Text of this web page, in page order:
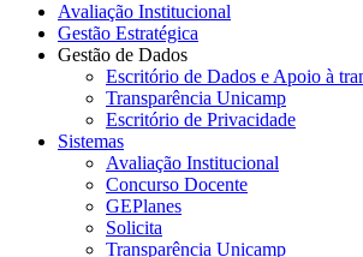
Avaliação Institucional
Gestão Estratégica
Gestão de Dados
Escritório de Dados e Apoio à
Transparência Unicamp
Escritório de Privacidade
Sistemas
Avaliação Institucional
Concurso Docente
GEPlanes
Solicita
Transparência Unicamp